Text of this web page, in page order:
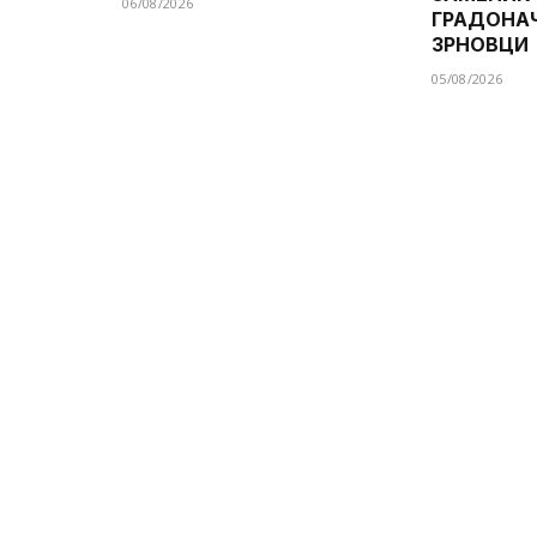
ЗРНОВЦИ
05/08/2026